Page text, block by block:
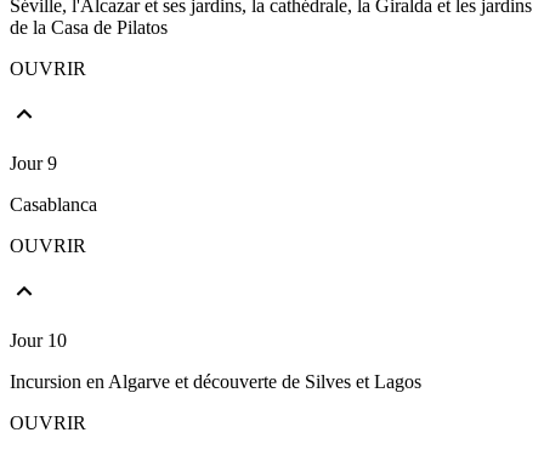
Séville, l'Alcazar et ses jardins, la cathédrale, la Giralda et les jardins
de la Casa de Pilatos
OUVRIR
Jour 9
Casablanca
OUVRIR
Jour 10
Incursion en Algarve et découverte de Silves et Lagos
OUVRIR